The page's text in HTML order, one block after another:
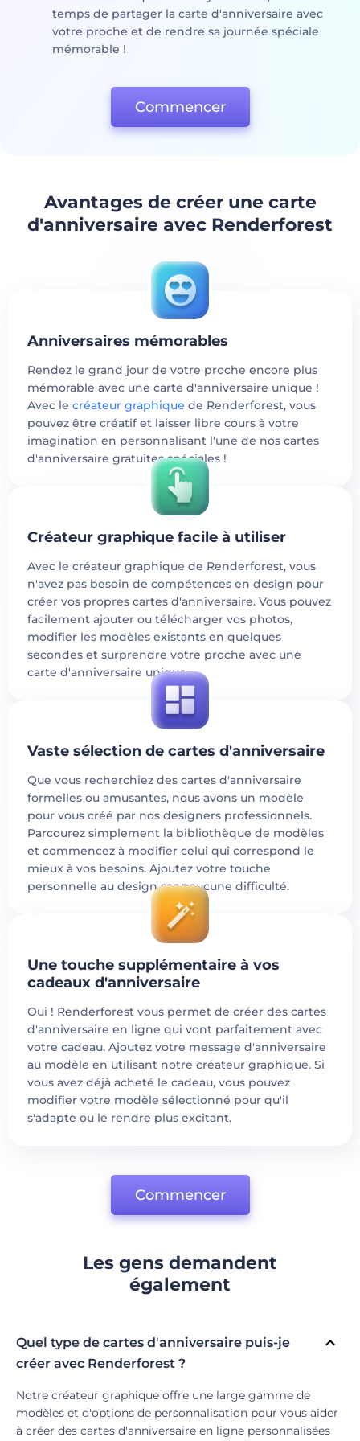
temps de partager la carte d'anniversaire avec
votre proche et de rendre sa journée spéciale
mémorable !
Commencer
Avantages de créer une carte
d'anniversaire avec Renderforest
Anniversaires mémorables
Rendez le grand jour de votre proche encore plus
mémorable avec une carte d'anniversaire unique !
Avec le créateur graphique de Renderforest, vous
pouvez être créatif et laisser libre cours à votre
imagination en personnalisant l'une de nos cartes
d'anniversaire gratuites spéciales !
Créateur graphique facile à utiliser
Avec le créateur graphique de Renderforest, vous
n'avez pas besoin de compétences en design pour
créer vos propres cartes d'anniversaire. Vous pouvez
facilement ajouter ou télécharger vos photos,
modifier les modèles existants en quelques
secondes et surprendre votre proche avec une
carte d'anniversaire unique.
Vaste sélection de cartes d'anniversaire
Que vous recherchiez des cartes d'anniversaire
formelles ou amusantes, nous avons un modèle
pour vous créé par nos designers professionnels.
Parcourez simplement la bibliothèque de modèles
et commencez à modifier celui qui correspond le
mieux à vos besoins. Ajoutez votre touche
personnelle au design sans aucune difficulté.
Une touche supplémentaire à vos
cadeaux d'anniversaire
Oui ! Renderforest vous permet de créer des cartes
d'anniversaire en ligne qui vont parfaitement avec
votre cadeau. Ajoutez votre message d'anniversaire
au modèle en utilisant notre créateur graphique. Si
vous avez déjà acheté le cadeau, vous pouvez
modifier votre modèle sélectionné pour qu'il
s'adapte ou le rendre plus excitant.
Commencer
Les gens demandent
également
Quel type de cartes d'anniversaire puis-je
créer avec Renderforest ?
Notre créateur graphique offre une large gamme de
modèles et d'options de personnalisation pour vous aider
à créer des cartes d'anniversaire en ligne personnalisées